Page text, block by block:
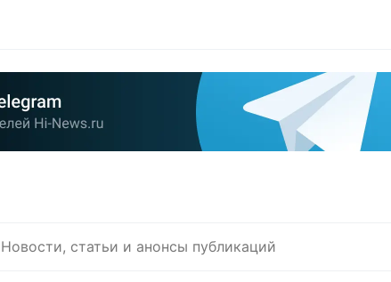
Новости, статьи и анонсы публикаций